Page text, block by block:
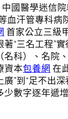
中國醫學迷信
血汗管專科病
首家公立三級
“三名工程”
名科）、名院
資本包養網在
”到“足不出深
少數字逐年遞